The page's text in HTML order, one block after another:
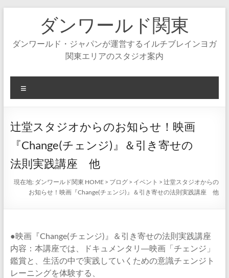
ダンワールド関東
ダンワールド・ジャパンが運営するイルチブレインヨガ
関東エリアのスタジオ案内
ニ
ー
辻堂スタジオからのお知らせ！映画
『Change(チェンジ)』＆引き寄せの
法則実践講座 他
現在地: ダンワールド関東 HOME > ブログ > イベント >辻堂スタジオからの
お知らせ！映画『Change(チェンジ)』＆引き寄せの法則実践講座 他
●映画『Change(チェンジ)』＆引き寄せの法則実践講座
内容：本講座では、ドキュメンタリ―映画「チェンジ」
鑑賞と、生活の中で実践していくための意識チェンジト
レーニングを体験する、